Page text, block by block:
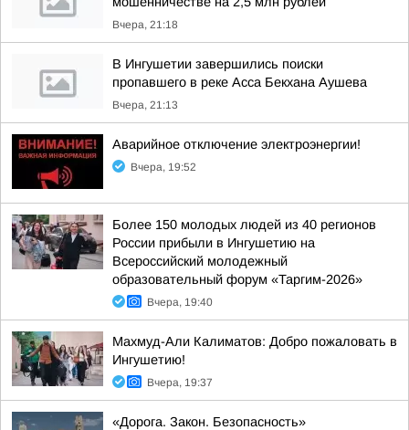
Вчера, 21:18
В Ингушетии завершились поиски
пропавшего в реке Асса Бекхана Аушева
Вчера, 21:13
Аварийное отключение электроэнергии!
Вчера, 19:52
Более 150 молодых людей из 40 регионов
России прибыли в Ингушетию на
Всероссийский молодежный
образовательный форум «Таргим-2026»
Вчера, 19:40
Махмуд-Али Калиматов: Добро пожаловать в
Ингушетию!
Вчера, 19:37
«Дорога. Закон. Безопасность»